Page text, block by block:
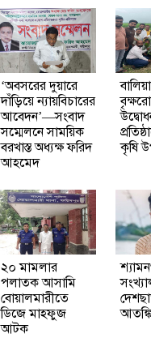
‘অবসরের দুয়ারে
দাঁড়িয়ে ন্যায়বিচারের
আবেদন’—সংবাদ
সম্মেলনে সাময়িক
বরখাস্ত অধ্যক্ষ ফরিদ
আহমেদ
কৃষি
২০ মামলার
পলাতক আসামি
বোয়ালমারীতে
ডিজে মাহফুজ
আটক